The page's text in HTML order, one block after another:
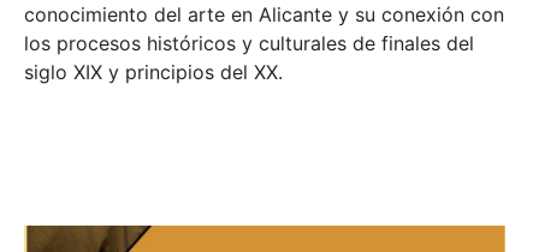
conocimiento del arte en Alicante y su conexión con
los procesos históricos y culturales de finales del
siglo XIX y principios del XX.